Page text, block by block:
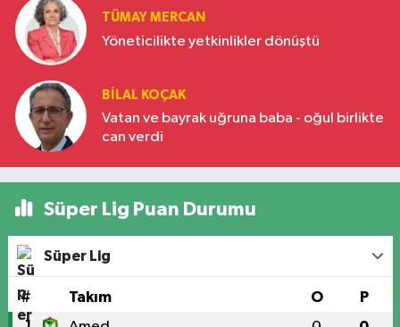
TÜMAY MERCAN
Yöneticilikte yetkinlikler dönüştü
BILAL KOÇAK
Vatan ve bayrak uğruna baba - oğul birlikte
can verdi
Süper Lig Puan Durumu
Süper Lig
# Takım O P